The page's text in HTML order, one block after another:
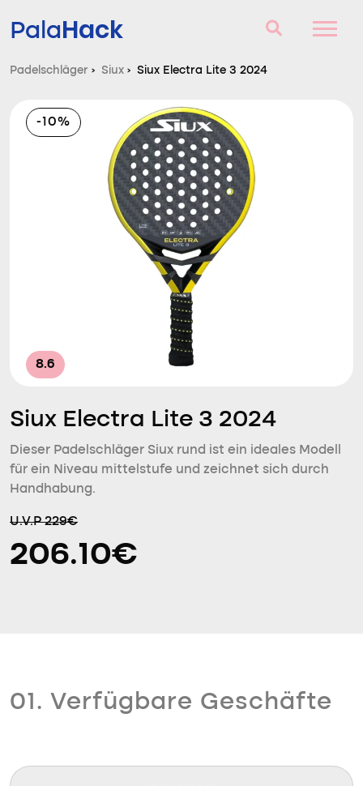
PalaHack
Fragen und Antworten
Vergleich
Padelschläger › Siux › Siux Electra Lite 3 2024
-10%
8.6
Siux Electra Lite 3 2024
Dieser Padelschläger Siux rund ist ein ideales Modell
für ein Niveau mittelstufe und zeichnet sich durch
Handhabung.
U.V.P 229€
206.10€
01. Verfügbare Geschäfte